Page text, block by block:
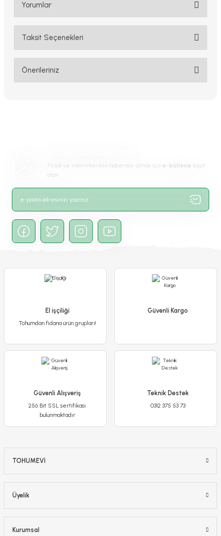
Yorumlar
Bu ürüne ilk yorumu siz yapın!
Taksit Seçenekleri
Önerileriniz
Ürün bilgilerinde hatalar bulunuyor.
Bu ürüne benzer farklı alternatifler olmalı.
Fırsat ve indirimlerden haberdar olmak için e-bülten’e kayıt
olun!
El işçiliği
Tohumdan fidana ürün grupları!
Güvenli Kargo
Güvenli Alışveriş
256 Bit SSL sertifikası
bulunmaktadır
Teknik Destek
0312 375 53 73
TOHUMEVİ
Üyelik
Kurumsal